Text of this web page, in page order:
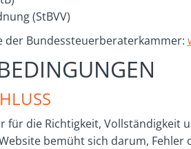
(StBVV)
der Bundessteuerberaterkammer:
für die Richtigkeit, Vollständigkeit
bemüht sich darum, Fehler